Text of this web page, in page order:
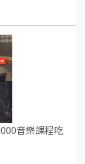
音樂課程吃